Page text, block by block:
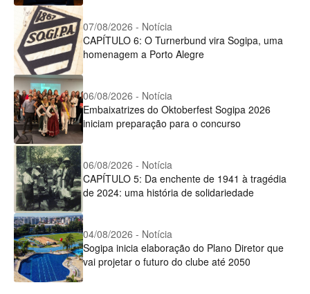
07/08/2026 - Notícia
CAPÍTULO 6: O Turnerbund vira Sogipa, uma
homenagem a Porto Alegre
06/08/2026 - Notícia
Embaixatrizes do Oktoberfest Sogipa 2026
iniciam preparação para o concurso
06/08/2026 - Notícia
CAPÍTULO 5: Da enchente de 1941 à tragédia
de 2024: uma história de solidariedade
04/08/2026 - Notícia
Sogipa inicia elaboração do Plano Diretor que
vai projetar o futuro do clube até 2050